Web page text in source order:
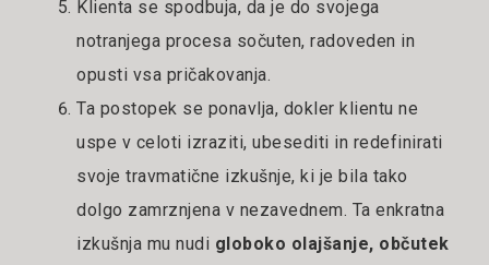
Klienta se spodbuja, da je do svojega
notranjega procesa sočuten, radoveden in
opusti vsa pričakovanja.
Ta postopek se ponavlja, dokler klientu ne
uspe v celoti izraziti, ubesediti in redefinirati
svoje travmatične izkušnje, ki je bila tako
dolgo zamrznjena v nezavednem. Ta enkratna
izkušnja mu nudi globoko olajšanje, občutek